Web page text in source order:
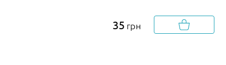
35 грн